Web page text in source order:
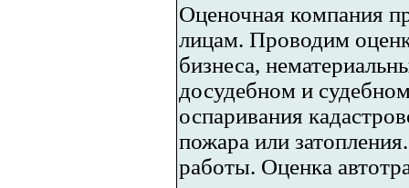
Оценочная компания
лицам. Проводим
бизнеса,
досудебном и
оспаривания
пожара или
работы. Оценка